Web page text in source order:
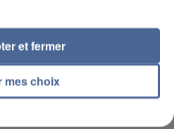
Mafia interpellé en
mes choix
et fermer